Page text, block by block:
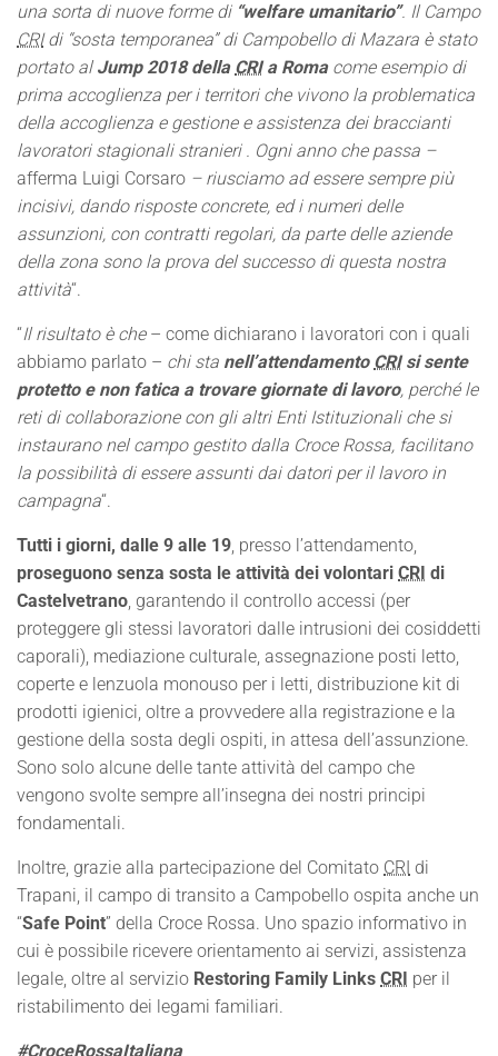
una sorta di nuove forme di “welfare umanitario”. Il Campo
CRIdi “sosta temporanea” di Campobello di Mazara è stato
portato alJump 2018 della CRIa Romacome esempio di
prima accoglienza per i territori che vivono la problematica
della accoglienza e gestione e assistenza dei braccianti
lavoratori stagionali stranieri . Ogni anno che passa –
afferma Luigi Corsaro – riusciamo ad essere sempre più
incisivi, dando risposte concrete, ed i numeri delle
assunzioni, con contratti regolari, da parte delle aziende
della zona sono la prova del successo di questa nostra
attività“.
“Il risultato è che– come dichiarano i lavoratori con i quali
abbiamo parlato – chi sta nell’attendamento CRIsi sente
protetto e non fatica a trovare giornate di lavoro, perché le
reti di collaborazione con gli altri Enti Istituzionali che si
instaurano nel campo gestito dalla Croce Rossa, facilitano
la possibilità di essere assunti dai datori per il lavoro in
campagna“.
Tutti i giorni, dalle 9 alle 19, presso l’attendamento,
proseguono senza sosta le attività dei volontari CRI di
Castelvetrano, garantendo il controllo accessi (per
proteggere gli stessi lavoratori dalle intrusioni dei cosiddetti
caporali), mediazione culturale, assegnazione posti letto,
coperte e lenzuola monouso per i letti, distribuzione kit di
prodotti igienici, oltre a provvedere alla registrazione e la
gestione della sosta degli ospiti, in attesa dell’assunzione.
Sono solo alcune delle tante attività del campo che
vengono svolte sempre all’insegna dei nostri principi
fondamentali.
Inoltre, grazie alla partecipazione del Comitato CRI di
Trapani, il campo di transito a Campobello ospita anche un
“Safe Point” della Croce Rossa. Uno spazio informativo in
cui è possibile ricevere orientamento ai servizi, assistenza
legale, oltre al servizio Restoring Family Links CRI per il
ristabilimento dei legami familiari.
#CroceRossaItaliana